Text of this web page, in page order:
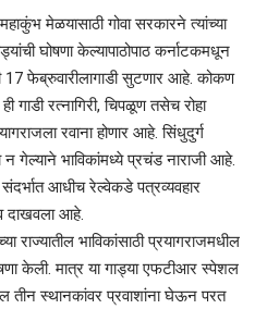
मेळयासाठी गोवा सरकारने त्यांच्या
घोषणा केल्यापाठोपाठ कर्नाटकमधून
17 फेब्रुवारीलागाडी सुटणार आहे. कोकण
गाडी रत्नागिरी, चिपळूण तसेच रोहा
रवाना होणार आहे. सिंधुदुर्ग
न गेल्याने भाविकांमध्ये प्रचंड नाराजी आहे.
संदर्भात आधीच रेल्वेकडे पत्रव्यवहार
दाखवला आहे.
राज्यातील भाविकांसाठी प्रयागराजमधील
केली. मात्र या गाड्या एफटीआर स्पेशल
तीन स्थानकांवर प्रवाशांना घेऊन परत